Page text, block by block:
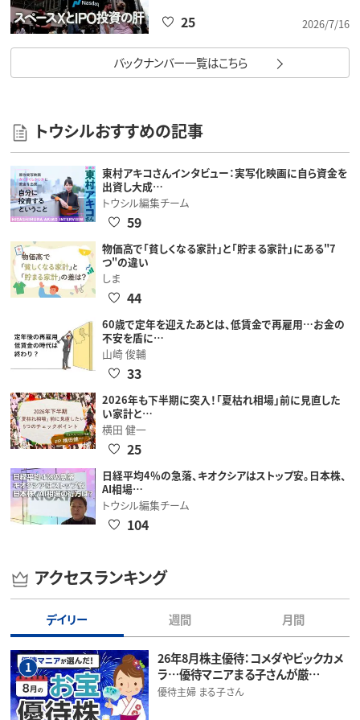
2026/7/16
25
バックナンバー一覧はこちら
トウシルおすすめの記事
東村アキコさんインタビュー：実写化映画に自ら資金を
出資し大成…
トウシル編集チーム
59
物価高で「貧しくなる家計」と「貯まる家計」にある"7
つ"の違い
しま
44
60歳で定年を迎えたあとは、低賃金で再雇用…お金の
不安を盾に…
山崎 俊輔
33
2026年も下半期に突入！「夏枯れ相場」前に見直した
い家計と…
横田 健一
25
日経平均4％の急落、キオクシアはストップ安。日本株、
AI相場…
トウシル編集チーム
104
アクセスランキング
デイリー 週間 月間
1
26年8月株主優待：コメダやビックカメ
ラ…優待マニアまる子さんが厳…
優待主婦 まる子さん